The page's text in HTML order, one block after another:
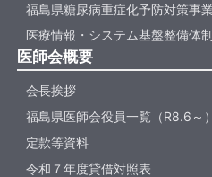
福島県糖尿病重症化予防対策事業
医療情報・システム基盤整備体
医師会概要
会長挨拶
福島県医師会役員一覧（R8.6～）
定款等資料
令和７年度貸借対照表